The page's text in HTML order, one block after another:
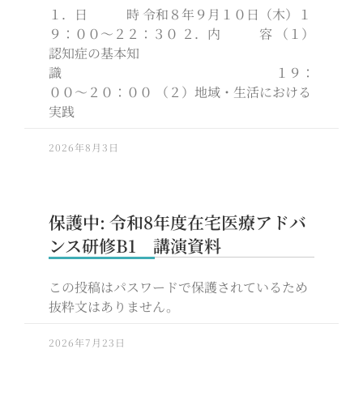
１．日 時 令和８年９月１０日（木）１
９：００～２２：３０ ２．内 容 （１）
認知症の基本知
識 １９：
００～２０：００ （２）地域・生活における
実践
2026年8月3日
保護中: 令和8年度在宅医療アドバ
ンス研修B1 講演資料
この投稿はパスワードで保護されているため
抜粋文はありません。
2026年7月23日